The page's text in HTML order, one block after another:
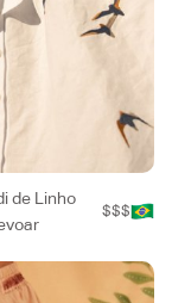
de Linho
$$$